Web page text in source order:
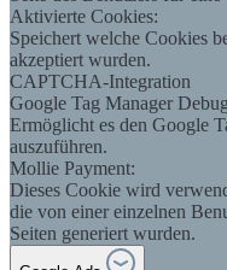
Aktivierte Cookies:
Speichert welche Cookies
akzeptiert wurden.
CAPTCHA-Integration
Google Tag Manager
Ermöglicht es den Google
auszuführen.
Mollie Payment:
Dieses Cookie wird
die von einer einzelnen
Seiten generiert wurden.